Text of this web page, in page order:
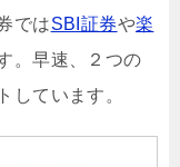
ではSBI証券や楽
。早速、２つの
しています。